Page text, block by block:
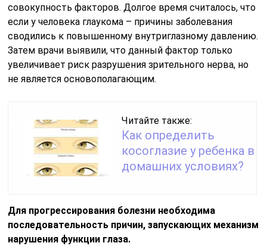
совокупность факторов. Долгое время считалось, что
если у человека глаукома – причины заболевания
сводились к повышенному внутриглазному давлению.
Затем врачи выявили, что данный фактор только
увеличивает риск разрушения зрительного нерва, но
не является основополагающим.
Читайте также:
Как определить
косоглазие у ребенка в
домашних условиях?
Для прогрессирования болезни необходима
последовательность причин, запускающих механизм
нарушения функции глаза.